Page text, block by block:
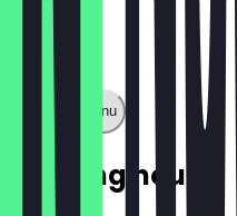
Show full menu
Opening hours